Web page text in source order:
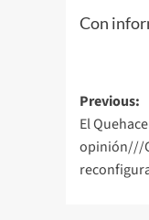
Con
Post
Previous:
El
opinión///